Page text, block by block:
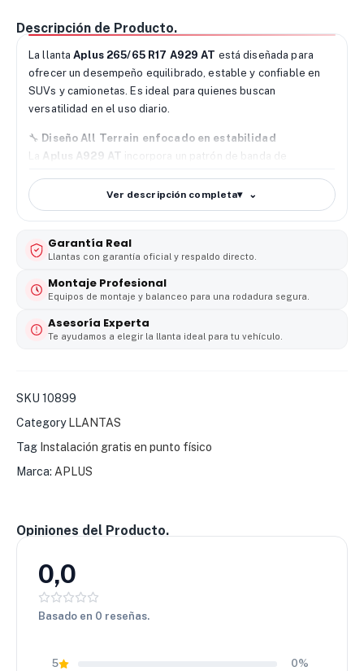
Descripción de Producto.
La llantaAplus 265/65 R17 A929 AT está diseñada para
ofrecer un desempeño equilibrado, estable y confiable en
SUVs y camionetas. Es ideal para quienes buscan
versatilidad en el uso diario.
🔧 Diseño All Terrain enfocado en estabilidad
Aplus A929 AT incorpora un patrón de banda de
Mantiene un buen comportamiento en asfalto.
🌧️Agarre confiable en seco y mojado
Gracias a sus canales de evacuación y su compuesto
balanceado, esta llantaAplus 265/65 R17ofrece un agarre
deslizamiento.
🚙 Durabilidad y confort de marcha
Su estructura radial favorece un desgaste uniforme y
💰 Excelente relación valor–desempeño All Terrain
La llantaAplus 265/65 R17 A929 AT
equilibrio entre tracción, durabilidad y precio competitivo.
Ver descripción completa▾
Garantía Real
Llantas con garantía oficial y respaldo directo.
Montaje Profesional
Equipos de montaje y balanceo para una rodadura segura.
Asesoría Experta
Te ayudamos a elegir la llanta ideal para tu vehículo.
SKU 10899
Category LLANTAS
Tag Instalación gratis en punto físico
Marca: APLUS
Opiniones del Producto.
0,0
Basado en 0 reseñas.
5 0%